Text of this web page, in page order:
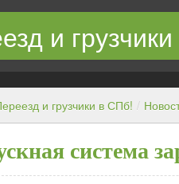
и
с грузчиками в СПб
и грузчики в СПб! /
система